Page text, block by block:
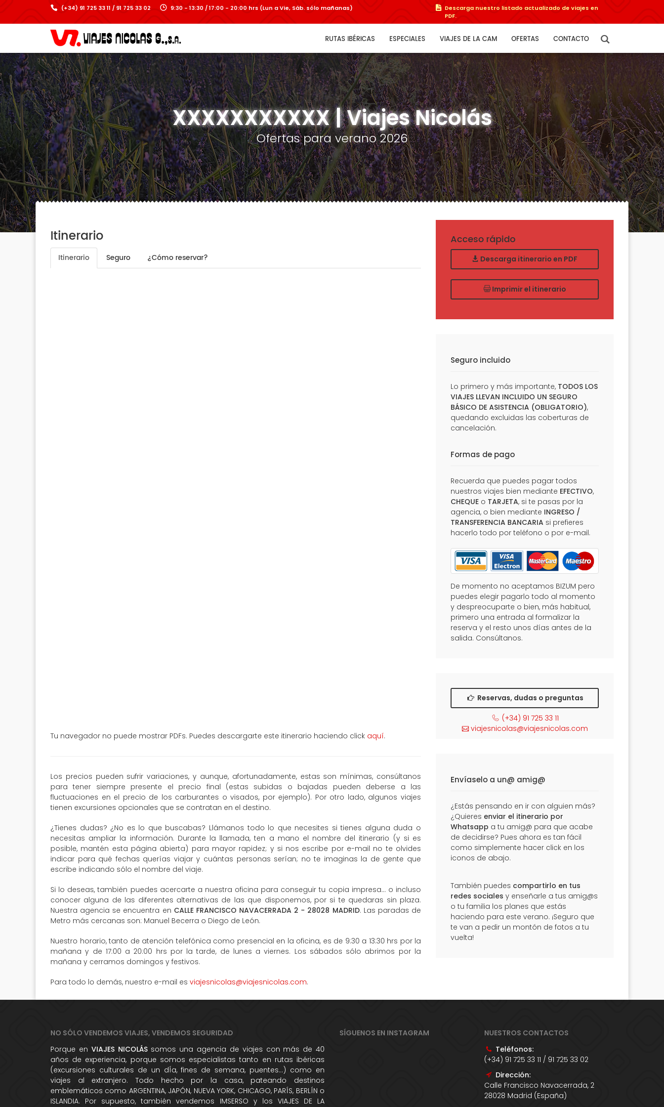
(+34) 91 725 33 11 / 91 725 33 02 9:30 - 13:30 / 17:00 - 20:00 hrs (Lun a Vie, Sáb. sólo mañanas)
Descarga nuestro listado actualizado de viajes en
PDF.
RUTAS IBÉRICAS ESPECIALES VIAJES DE LA CAM OFERTAS CONTACTO
XXXXXXXXXXX | Viajes Nicolás
Ofertas para verano 2026
Itinerario
Itinerario Seguro ¿Cómo reservar?
Tu navegador no puede mostrar PDFs. Puedes descargarte este itinerario haciendo click aquí.
Los precios pueden sufrir variaciones, y aunque, afortunadamente, estas son mínimas, consúltanos
para tener siempre presente el precio final (estas subidas o bajadas pueden deberse a las
fluctuaciones en el precio de los carburantes o visados, por ejemplo). Por otro lado, algunos viajes
tienen excursiones opcionales que se contratan en el destino.
¿Tienes dudas? ¿No es lo que buscabas? Llámanos todo lo que necesites si tienes alguna duda o
necesitas ampliar la información. Durante la llamada, ten a mano el nombre del itinerario (y si es
posible, mantén esta página abierta) para mayor rapidez; y si nos escribe por e-mail no te olvides
indicar para qué fechas querías viajar y cuántas personas serían; no te imaginas la de gente que
escribe indicando sólo el nombre del viaje.
Si lo deseas, también puedes acercarte a nuestra oficina para conseguir tu copia impresa... o incluso
conocer alguna de las diferentes alternativas de las que disponemos, por si te quedaras sin plaza.
Nuestra agencia se encuentra en CALLE FRANCISCO NAVACERRADA 2 - 28028 MADRID. Las paradas de
Metro más cercanas son: Manuel Becerra o Diego de León.
Nuestro horario, tanto de atención telefónica como presencial en la oficina, es de 9:30 a 13:30 hrs por la
mañana y de 17:00 a 20:00 hrs por la tarde, de lunes a viernes. Los sábados sólo abrimos por la
mañana y cerramos domingos y festivos.
Para todo lo demás, nuestro e-mail es viajesnicolas@viajesnicolas.com.
Acceso rápido
Descarga itinerario en PDF
Imprimir el itinerario
Seguro incluido
Lo primero y más importante, TODOS LOS
VIAJES LLEVAN INCLUIDO UN SEGURO
BÁSICO DE ASISTENCIA (OBLIGATORIO),
quedando excluidas las coberturas de
cancelación.
Formas de pago
Recuerda que puedes pagar todos
nuestros viajes bien mediante EFECTIVO,
CHEQUE o TARJETA, si te pasas por la
agencia, o bien mediante INGRESO /
TRANSFERENCIA BANCARIA si prefieres
hacerlo todo por teléfono o por e-mail.
De momento no aceptamos BIZUM pero
puedes elegir pagarlo todo al momento
y despreocuparte o bien, más habitual,
primero una entrada al formalizar la
reserva y el resto unos días antes de la
salida. Consúltanos.
Reservas, dudas o preguntas
(+34) 91 725 33 11
viajesnicolas@viajesnicolas.com
Envíaselo a un@ amig@
¿Estás pensando en ir con alguien más?
¿Quieres enviar el itinerario por
Whatsapp a tu amig@ para que acabe
de decidirse? Pues ahora es tan fácil
como simplemente hacer click en los
iconos de abajo.
También puedes compartirlo en tus
redes sociales y enseñarle a tus amig@s
o tu familia los planes que estás
haciendo para este verano. ¡Seguro que
te van a pedir un montón de fotos a tu
vuelta!
NO SÓLO VENDEMOS VIAJES, VENDEMOS SEGURIDAD
Porque en VIAJES NICOLÁSsomos una agencia de viajes con más de 40
años de experiencia, porque somos especialistas tanto en rutas ibéricas
(excursiones culturales de un dÍa, fines de semana, puentes...) como en
viajes al extranjero. Todo hecho por la casa, pateando destinos
emblemáticos como ARGENTINA, JAPÓN, NUEVA YORK, CHICAGO, PARÍS, BERLÍN o
ISLANDIA. Por supuesto, también vendemos IMSERSO y los VIAJES DE LA
SÍGUENOS EN INSTAGRAM
NUESTROS CONTACTOS
Teléfonos:
(+34) 91 725 33 11 / 91 725 33 02
Dirección:
Calle Francisco Navacerrada, 2
28028 Madrid (España)